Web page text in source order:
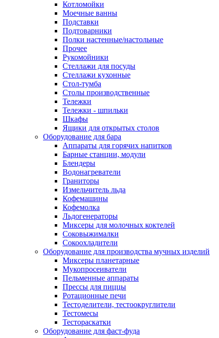
Котломойки
Моечные ванны
Подставки
Подтоварники
Полки настенные/настольные
Прочее
Рукомойники
Стеллажи для посуды
Стеллажи кухонные
Стол-тумба
Столы производственные
Тележки
Тележки - шпильки
Шкафы
Ящики для открытых столов
Оборудование для бара
Аппараты для горячих напитков
Барные станции, модули
Блендеры
Водонагреватели
Граниторы
Измельчитель льда
Кофемашины
Кофемолка
Льдогенераторы
Миксеры для молочных коктелей
Соковыжималки
Сокоохладители
Оборудование для производства мучных изделий
Миксеры планетарные
Мукопросеиватели
Пельменные аппараты
Прессы для пиццы
Ротационные печи
Тестоделители, тестоокруглители
Тестомесы
Тестораскатки
Оборудование для фаст-фуда